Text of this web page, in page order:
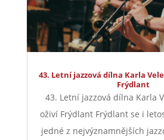
43. Letní jazzová dílna Karla
Frýdlant
43. Letní jazzová dílna Karla
oživí Frýdlant Frýdlant se i
jedné z nejvýznamnějších